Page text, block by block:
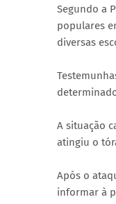
Segundo a
populares
diversas
A situação
atingiu o
Após o
informar à